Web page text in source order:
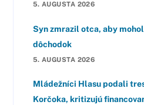
5. AUGUSTA 2026
Syn zmrazil otca, aby
dôchodok
5. AUGUSTA 2026
Mládežníci Hlasu podali
Korčoka, kritizujú